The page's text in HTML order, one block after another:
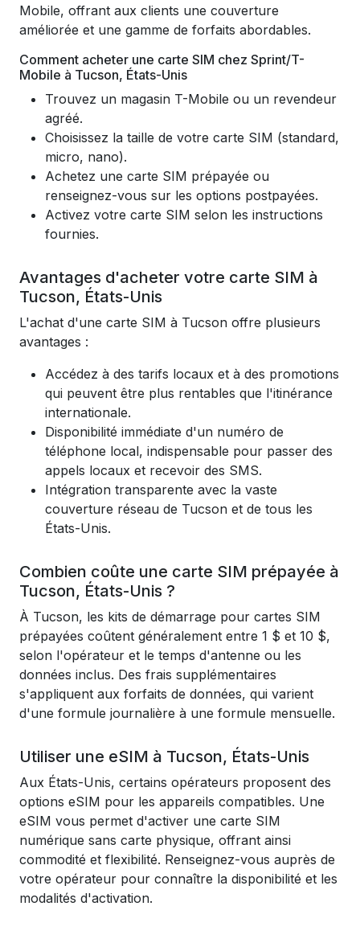
Mobile, offrant aux clients une couverture
améliorée et une gamme de forfaits abordables.
Comment acheter une carte SIM chez Sprint/T-
Mobile à Tucson, États-Unis
Trouvez un magasin T-Mobile ou un revendeur
agréé.
Choisissez la taille de votre carte SIM (standard,
micro, nano).
Achetez une carte SIM prépayée ou
renseignez-vous sur les options postpayées.
Activez votre carte SIM selon les instructions
fournies.
Avantages d'acheter votre carte SIM à
Tucson, États-Unis
L'achat d'une carte SIM à Tucson offre plusieurs
avantages :
Accédez à des tarifs locaux et à des promotions
qui peuvent être plus rentables que l'itinérance
internationale.
Disponibilité immédiate d'un numéro de
téléphone local, indispensable pour passer des
appels locaux et recevoir des SMS.
Intégration transparente avec la vaste
couverture réseau de Tucson et de tous les
États-Unis.
Combien coûte une carte SIM prépayée à
Tucson, États-Unis ?
À Tucson, les kits de démarrage pour cartes SIM
prépayées coûtent généralement entre 1 $ et 10 $,
selon l'opérateur et le temps d'antenne ou les
données inclus. Des frais supplémentaires
s'appliquent aux forfaits de données, qui varient
d'une formule journalière à une formule mensuelle.
Utiliser une eSIM à Tucson, États-Unis
Aux États-Unis, certains opérateurs proposent des
options eSIM pour les appareils compatibles. Une
eSIM vous permet d'activer une carte SIM
numérique sans carte physique, offrant ainsi
commodité et flexibilité. Renseignez-vous auprès de
votre opérateur pour connaître la disponibilité et les
modalités d'activation.